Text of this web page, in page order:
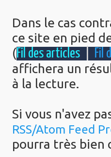
Dans le cas
ce site en pied
(Fil des articles Fil
affichera un
à la lecture.
Si vous n'avez
RSS/Atom Feed
pourra très bien